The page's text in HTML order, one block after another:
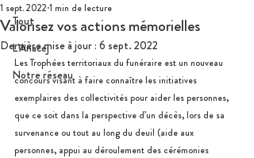
Tout
L'Anacej
Notre réseau
Valorisez vos actions mémorielles
1 sept. 2022 1 min de lecture
Dernière mise à jour : 6 sept. 2022
Les Trophées territoriaux du funéraire est un nouveau
concours visant à faire connaître les initiatives
exemplaires des collectivités pour aider les personnes,
que ce soit dans la perspective d’un décès, lors de sa
survenance ou tout au long du deuil (aide aux
personnes, appui au déroulement des cérémonies